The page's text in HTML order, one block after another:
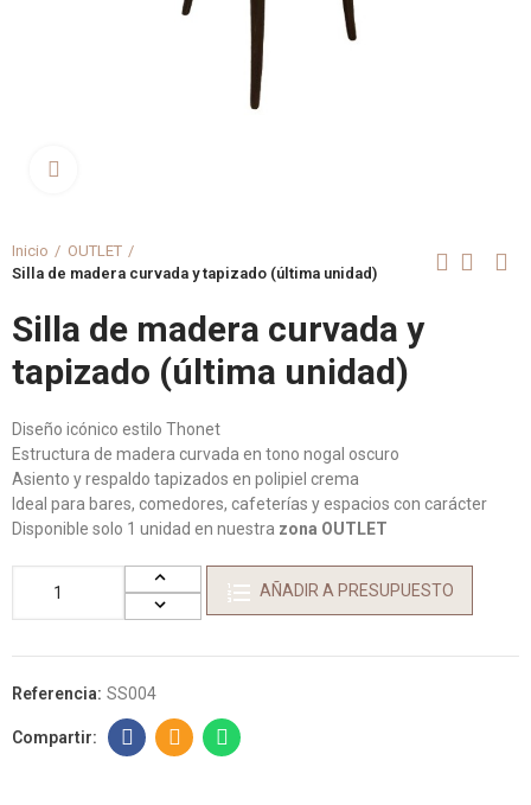
Inicio
OUTLET
Silla de madera curvada y tapizado (última unidad)
Silla de madera curvada y
tapizado (última unidad)
Diseño icónico estilo Thonet
Estructura de madera curvada en tono nogal oscuro
Asiento y respaldo tapizados en polipiel crema
Ideal para bares, comedores, cafeterías y espacios con carácter
Disponible solo 1 unidad en nuestra zona OUTLET
AÑADIR A PRESUPUESTO
Referencia: SS004